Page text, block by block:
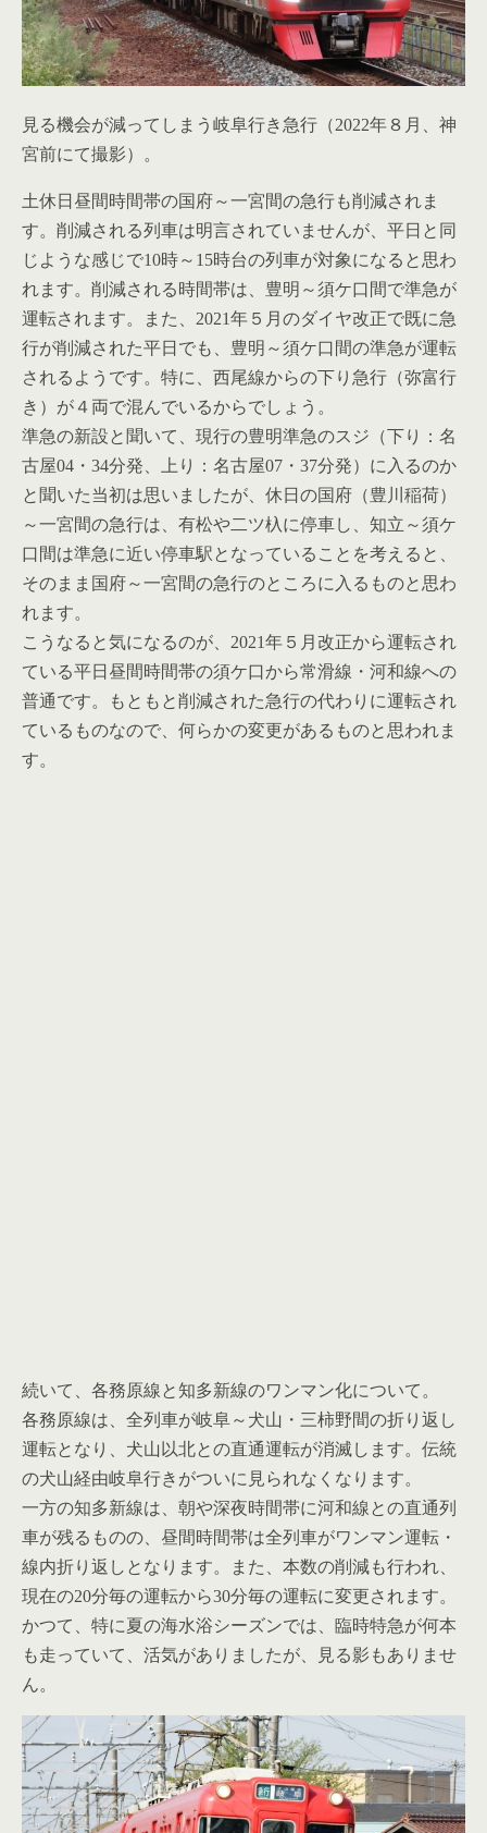
見る機会が減ってしまう岐阜行き急行（2022年８月、神
宮前にて撮影）。
土休日昼間時間帯の国府～一宮間の急行も削減されま
す。削減される列車は明言されていませんが、平日と同
じような感じで10時～15時台の列車が対象になると思わ
れます。削減される時間帯は、豊明～須ケ口間で準急が
運転されます。また、2021年５月のダイヤ改正で既に急
行が削減された平日でも、豊明～須ケ口間の準急が運転
されるようです。特に、西尾線からの下り急行（弥富行
き）が４両で混んでいるからでしょう。
準急の新設と聞いて、現行の豊明準急のスジ（下り：名
古屋04・34分発、上り：名古屋07・37分発）に入るのか
と聞いた当初は思いましたが、休日の国府（豊川稲荷）
～一宮間の急行は、有松や二ツ杁に停車し、知立～須ケ
口間は準急に近い停車駅となっていることを考えると、
そのまま国府～一宮間の急行のところに入るものと思わ
れます。
こうなると気になるのが、2021年５月改正から運転され
ている平日昼間時間帯の須ケ口から常滑線・河和線への
普通です。もともと削減された急行の代わりに運転され
ているものなので、何らかの変更があるものと思われま
す。
続いて、各務原線と知多新線のワンマン化について。
各務原線は、全列車が岐阜～犬山・三柿野間の折り返し
運転となり、犬山以北との直通運転が消滅します。伝統
の犬山経由岐阜行きがついに見られなくなります。
一方の知多新線は、朝や深夜時間帯に河和線との直通列
車が残るものの、昼間時間帯は全列車がワンマン運転・
線内折り返しとなります。また、本数の削減も行われ、
現在の20分毎の運転から30分毎の運転に変更されます。
かつて、特に夏の海水浴シーズンでは、臨時特急が何本
も走っていて、活気がありましたが、見る影もありませ
ん。